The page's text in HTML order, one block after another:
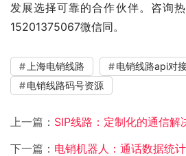
发展选择可靠的合作伙伴。咨询
15201375067微信同。
上海电销线路
电销线路api对
电销线路码号资源
上一篇： SIP线路：定制化的通信解
下一篇： 电销机器人：通话数据统